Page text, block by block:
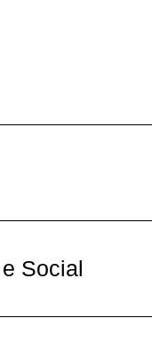
Social